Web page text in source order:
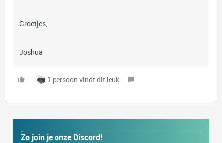
Groetjes,
Joshua
1 persoon vindt dit leuk
Zo join je onze Discord!